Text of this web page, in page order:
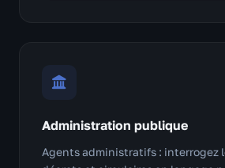
Administration publique
Agents administratifs : interrogez